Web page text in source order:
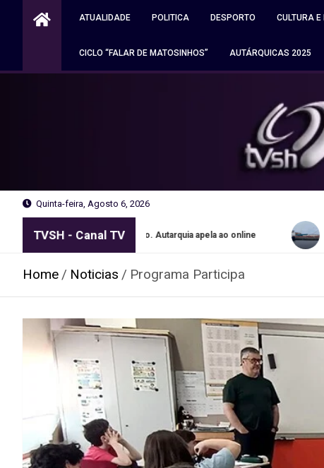
ATUALIDADE POLITICA DESPORTO CULTURA E
CICLO “FALAR DE MATOSINHOS” AUTÁRQUICAS 2025
Quinta-feira, Agosto 6, 2026
TVSH - Canal TV
grátis no Porto. Autarquia apela ao online Navio
Home Noticias Programa Participa